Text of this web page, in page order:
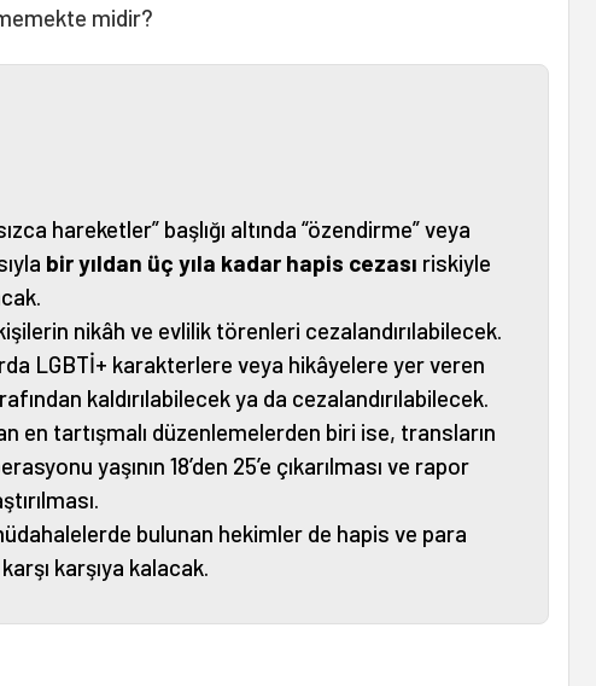
midir?
hareketler” başlığı altında “özendirme” veya
bir yıldan üç yıla kadar hapis cezası riskiyle
nikâh ve evlilik törenleri cezalandırılabilecek.
LGBTİ+ karakterlere veya hikâyelere yer veren
kaldırılabilecek ya da cezalandırılabilecek.
en tartışmalı düzenlemelerden biri ise, transların
yaşının 18’den 25’e çıkarılması ve rapor
bulunan hekimler de hapis ve para
karşıya kalacak.